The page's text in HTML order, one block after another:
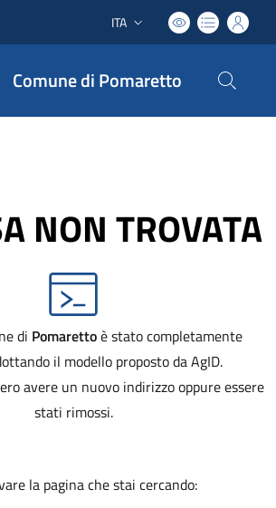
Lingua attiva:
ITA
Comune di Pomaretto
NON TROVATA
di Pomarettoè stato completamente
il modello proposto da AgID.
avere un nuovo indirizzo oppure essere
stati rimossi.
la pagina che stai cercando: